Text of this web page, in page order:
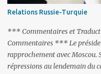
dissolution du Groupe de
changer sa Constitution en
‘Karabakh’. Su...
Relations Russie-Turquie
*** Commentaires et
Commentaires *** Le
rapprochement avec Moscou.
répressions au lendemain du